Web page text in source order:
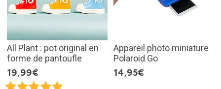
All Plant : pot original en
forme de pantoufle
19,99€
Appareil photo miniature
Polaroid Go
14,95€